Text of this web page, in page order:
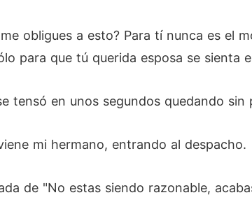
obligues a esto? Para tí nunca es el
para que tú querida esposa se
tensó en unos segundos quedando sin
mi hermano, entrando al despacho.
de "No estas siendo razonable,